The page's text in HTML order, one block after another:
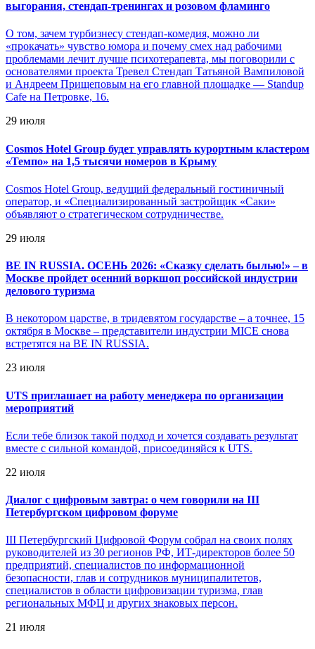
выгорания, стендап-тренингах и розовом фламинго
О том, зачем турбизнесу стендап-комедия, можно ли
«прокачать» чувство юмора и почему смех над рабочими
проблемами лечит лучше психотерапевта, мы поговорили с
основателями проекта Тревел Стендап Татьяной Вампиловой
и Андреем Прищеповым на его главной площадке — Standup
Cafe на Петровке, 16.
29 июля
Cosmos Hotel Group будет управлять курортным кластером
«Темпо» на 1,5 тысячи номеров в Крыму
Cosmos Hotel Group, ведущий федеральный гостиничный
оператор, и «Специализированный застройщик «Саки»
объявляют о стратегическом сотрудничестве.
29 июля
BE IN RUSSIA. ОСЕНЬ 2026: «Сказку сделать былью!» – в
Москве пройдет осенний воркшоп российской индустрии
делового туризма
В некотором царстве, в тридевятом государстве – а точнее, 15
октября в Москве – представители индустрии MICE снова
встретятся на BE IN RUSSIA.
23 июля
UTS приглашает на работу менеджера по организации
мероприятий
Если тебе близок такой подход и хочется создавать результат
вместе с сильной командой, присоединяйся к UTS.
22 июля
Диалог с цифровым завтра: о чем говорили на III
Петербургском цифровом форуме
III Петербургский Цифровой Форум собрал на своих полях
руководителей из 30 регионов РФ, ИТ-директоров более 50
предприятий, специалистов по информационной
безопасности, глав и сотрудников муниципалитетов,
специалистов в области цифровизации туризма, глав
региональных МФЦ и других знаковых персон.
21 июля